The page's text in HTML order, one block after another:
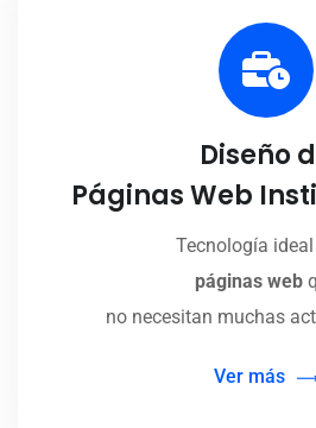
Diseño
Páginas Web
Tecnología
páginas web
no necesitan muchas
Ver más